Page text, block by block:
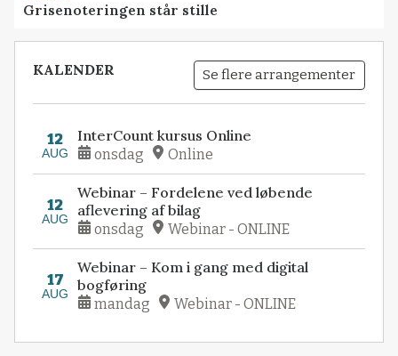
Grisenoteringen står stille
KALENDER Se flere arrangementer
12
AUG
InterCount kursus Online
onsdag Online
12
AUG
Webinar – Fordelene ved løbende
aflevering af bilag
onsdag Webinar - ONLINE
17
AUG
Webinar – Kom i gang med digital
bogføring
mandag Webinar - ONLINE